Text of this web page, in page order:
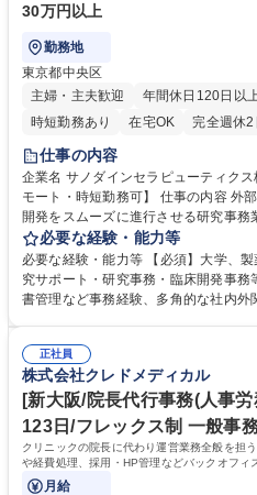
30万円以上
勤務地
東京都中央区
主婦・主夫歓迎
年間休日120日以
時短勤務あり
在宅OK 完全週休2
仕事の内容
企業名 サノダインセラピューティクス株式会社 求人名 研
モート・時短勤務可】 仕事の内容 外部CROや大学研究室等へ委託研究・
開発をスムーズに進行させる研究事
ドキュメント整備等）CRO・大学等
共同研究契約等の進行・記録管理） ■見積取得、発注、検収、請求処理等
の事務手続き ■委託先との定例会議の
■研究報告書、試験関連資料、SOP等
他研究開発に関わる総務・庶務 募集職種 研究事務【フルリモート・時短
勤務可】
必要な経験・能力等
必要な経験・能力等 【必須】大学、
究サポート・研究事務・臨床開発事
書管理など事務経験、多角的な社内
ル対応力 【働き方について】フルリ
など個々のライフスタイルに応じた柔
との両立も応援しま
正社員
株式会社クレドメディカル
[新大阪/院長代行事務(人事
123日/フレックス制 一般事
クリニックの院長に代わり運営業務全般を担
や経費処理、採用・HP管理などバックオフィ
現場を支え、専門スキルを構築できます。
月給